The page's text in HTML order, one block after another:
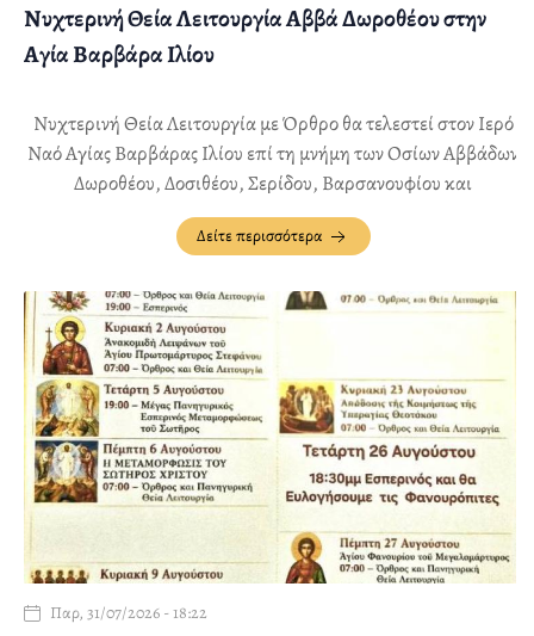
Νυχτερινή Θεία Λειτουργία Αββά Δωροθέου στην
Αγία Βαρβάρα Ιλίου
Νυχτερινή Θεία Λειτουργία με Όρθρο θα τελεστεί στον Ιερό
Ναό Αγίας Βαρβάρας Ιλίου επί τη μνήμη των Οσίων Αββάδων
Δωροθέου, Δοσιθέου, Σερίδου, Βαρσανουφίου και
Ιωάννου, την Τετάρτη 12 Αυγούστου, από 22:00 έως 00:30
περίπου.
Δείτε περισσότερα
Παρ, 31/07/2026 - 18:22